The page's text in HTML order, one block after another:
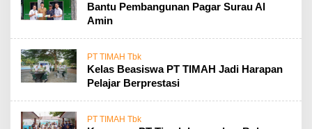
Bantu Pembangunan Pagar Surau Al
Amin
PT TIMAH Tbk
Kelas Beasiswa PT TIMAH Jadi Harapan
Pelajar Berprestasi
PT TIMAH Tbk